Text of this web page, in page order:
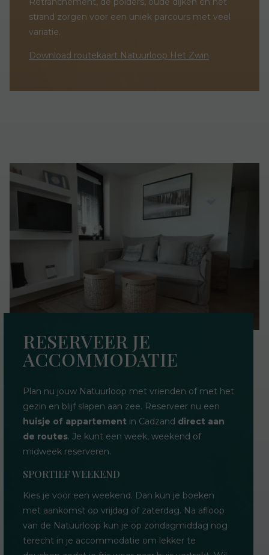
strand zorgen voor een uniek parcours met veel
variatie.
Download routekaart Natuurloop Het Zwin
RESERVEER JE
ACCOMMODATIE
Plan nu jouw Natuurloop met vrienden of met het
gezin en blijf slapen aan zee. Reserveer nu een
huisje of appartement in Cadzand direct aan
de routes. Je kunt een week, weekend of
midweek reserveren.
SPORTIEF WEEKEND
Kies je voor een weekend. Dan kun je boeken
met aankomst op vrijdag of zaterdag. Na afloop
van de Natuurloop kun je op zondagmiddag nog
terecht in je accommodatie om lekker te